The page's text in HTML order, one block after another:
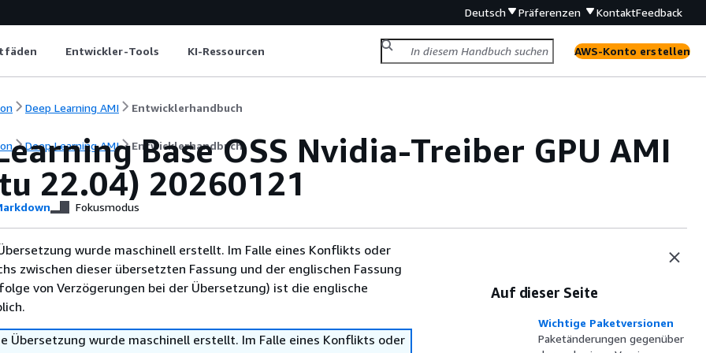
Deutsch Präferenzen KontaktFeedback
Entwickler-Tools KI-Ressourcen AWS-Konto erstellen
Deep Learning AMI Entwicklerhandbuch
Deep Learning AMI Entwicklerhandbuch
Base OSS Nvidia-Treiber GPU AMI
22.04) 20260121
Fokusmodus
wurde maschinell erstellt. Im Falle eines Konflikts oder
zwischen dieser übersetzten Fassung und der englischen Fassung
von Verzögerungen bei der Übersetzung) ist die englische
Übersetzung wurde maschinell erstellt. Im Falle eines Konflikts oder
Auf dieser Seite
Wichtige Paketversionen
Paketänderungen gegenüber